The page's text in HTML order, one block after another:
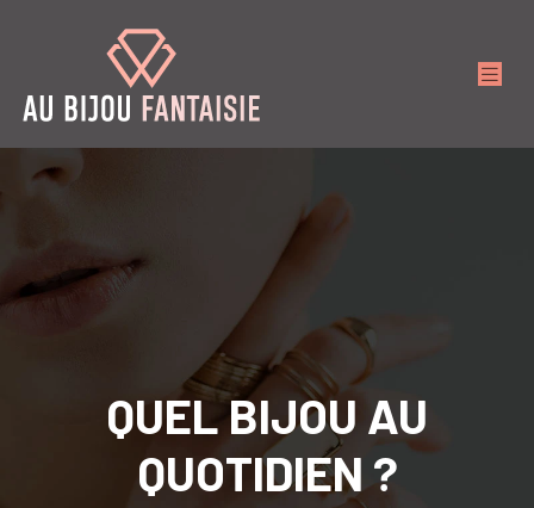
QUEL BIJOU AU
QUOTIDIEN ?